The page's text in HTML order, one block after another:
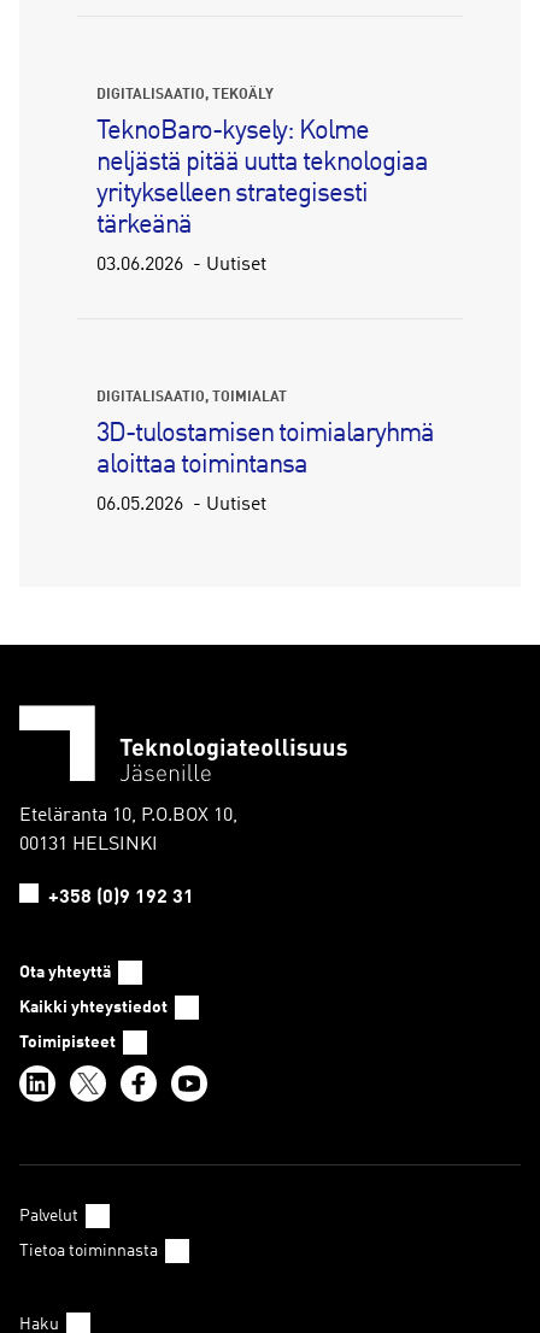
DIGITALISAATIO TEKOÄLY
TeknoBaro-kysely: Kolme
neljästä pitää uutta teknologiaa
yritykselleen strategisesti
tärkeänä
03.06.2026 Uutiset
DIGITALISAATIO TOIMIALAT
3D-tulostamisen toimialaryhmä
aloittaa toimintansa
06.05.2026 Uutiset
Eteläranta 10, P.O.BOX 10,
00131 HELSINKI
+358 (0)9 192 31
Ota yhteyttä
Kaikki yhteystiedot
Toimipisteet
Palvelut
Tietoa toiminnasta
Haku